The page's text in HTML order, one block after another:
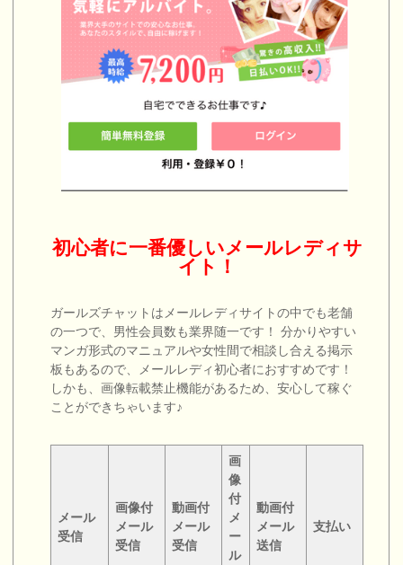
初心者に一番優しいメールレディサ
イト！
ガールズチャットはメールレディサイトの中でも老舗
の一つで、男性会員数も業界随一です！ 分かりやすい
マンガ形式のマニュアルや女性間で相談し合える掲示
板もあるので、メールレディ初心者におすすめです！
しかも、画像転載禁止機能があるため、安心して稼ぐ
ことができちゃいます♪
メール
受信
画像付
メール
受信
動画付
メール
受信
画
像
付
メ
ー
ル
動画付
メール
送信
支払い